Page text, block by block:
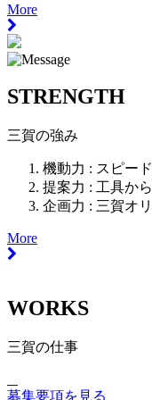
More
STRENGTH
三賀の強み
機動力 : スピー
提案力 : 工具か
企画力 : 三賀オ
More
WORKS
三賀の仕事
募集要項を見る